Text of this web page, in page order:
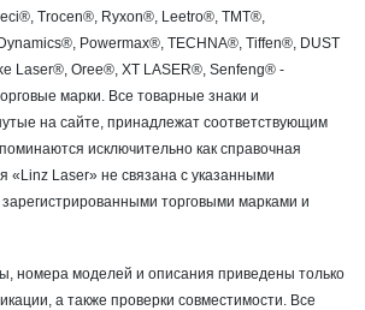
Trocen®, Ryxon®, Leetro®, TMT®,
Powermax®, TECHNA®, Tiffen®, DUST
Laser®, Oree®, XT LASER®, Senfeng® -
марки. Все товарные знаки и
на сайте, принадлежат соответствующим
исключительно как справочная
Laser» не связана с указанными
торговыми марками и
номера моделей и описания приведены только
а также проверки совместимости. Все